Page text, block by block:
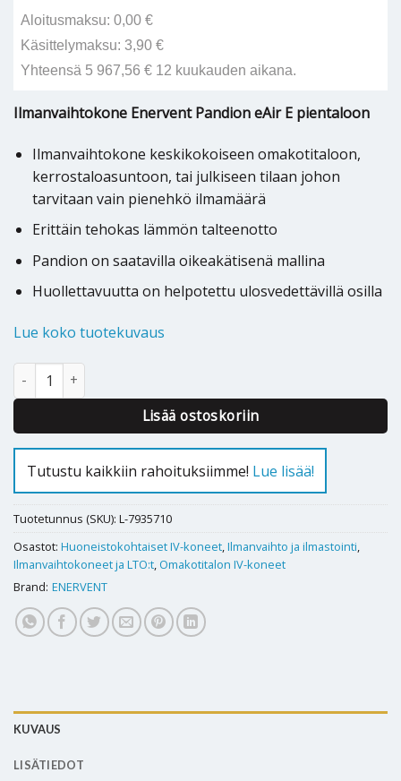
Aloitusmaksu: 0,00 €
Käsittelymaksu: 3,90 €
Yhteensä 5 967,56 € 12 kuukauden aikana.
Ilmanvaihtokone Enervent Pandion eAir E pientaloon
Ilmanvaihtokone keskikokoiseen omakotitaloon,
kerrostaloasuntoon, tai julkiseen tilaan johon
tarvitaan vain pienehkö ilmamäärä
Erittäin tehokas lämmön talteenotto
Pandion on saatavilla oikeakätisenä mallina
Huollettavuutta on helpotettu ulosvedettävillä osilla
Lue koko tuotekuvaus
Ilmanvaihtokone Enervent Pandion eAir E määrä
Lisää ostoskoriin
Tutustu kaikkiin rahoituksiimme! Lue lisää!
Tuotetunnus (SKU): L-7935710
Osastot: Huoneistokohtaiset IV-koneet,Ilmanvaihto ja ilmastointi,
Ilmanvaihtokoneet ja LTO:t, Omakotitalon IV-koneet
Brand: ENERVENT
KUVAUS
LISÄTIEDOT